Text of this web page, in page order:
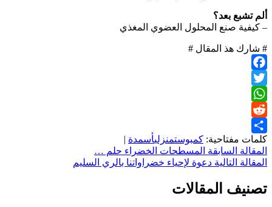
ألم تشبع بعد؟
– كيفية صنع المحلول العضوي المغذي
# شارك هذ المقال #
Facebook
Twitter
WhatsApp
Reddit
Share
كلمات مفتاحية: كمبوستمنزليأسمدة |
تصفّح
المقالات
المقالة السابقة المسطحات الخضراء حلم …
المقالة التالية دعوة لإحياء خضراواتنا بالري السليم
تصنيف المقالات